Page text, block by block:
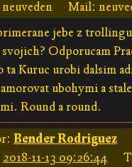
Mail:
jebe z
Odporucam
ta Kuruc urobi dalsim
ubohymi a
Round a round.
Bender Rodriguez
2018-11-13 09:26:44